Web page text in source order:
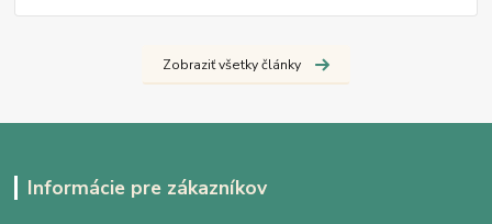
Zobraziť všetky články
Informácie pre zákazníkov